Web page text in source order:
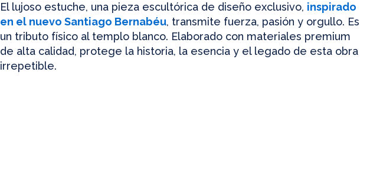
El lujoso estuche, una pieza escultórica de diseño exclusivo, inspirado
en el nuevo Santiago Bernabéu, transmite fuerza, pasión y orgullo. Es
un tributo físico al templo blanco. Elaborado con materiales premium
de alta calidad, protege la historia, la esencia y el legado de esta obra
irrepetible.